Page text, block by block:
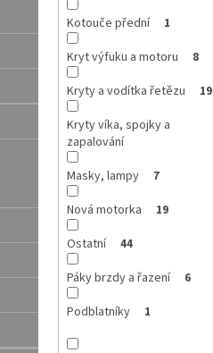
Kotouče přední 1
Kryt výfuku a motoru 8
Kryty a vodítka řetězu 19
Kryty víka, spojky a
zapalování
Masky, lampy 7
Nová motorka 19
Ostatní 44
Páky brzdy a řazení 6
Podblatníky 1